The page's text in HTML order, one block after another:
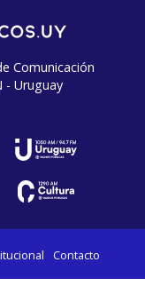
Comunicación
- Uruguay
Contacto